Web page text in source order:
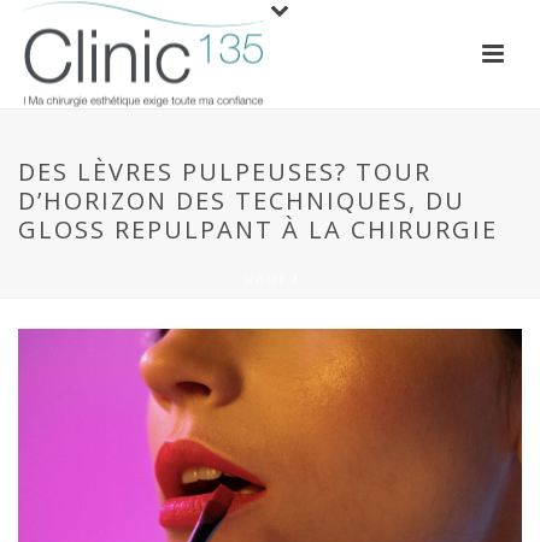
DES LÈVRES PULPEUSES? TOUR
D’HORIZON DES TECHNIQUES, DU
GLOSS REPULPANT À LA CHIRURGIE